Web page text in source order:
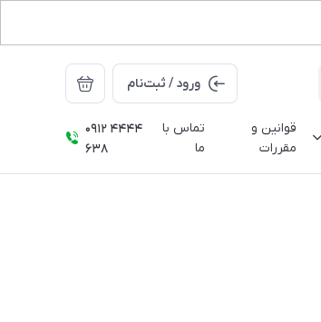
ورود / ثبت‌نام
قوانین و
مقررات
تماس با
ما
0912 4444
638